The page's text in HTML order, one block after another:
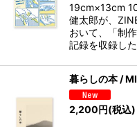
19cm×13cm
健太郎が、
おいて、「制
記録を収録し
暮らしの本 /
2,200円(税込)